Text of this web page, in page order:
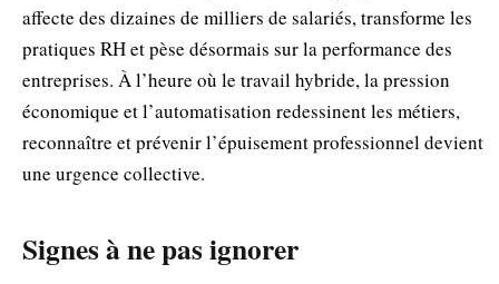
affecte des dizaines de milliers de salariés, transforme les
pratiques RH et pèse désormais sur la performance des
entreprises. À l’heure où le travail hybride, la pression
économique et l’automatisation redessinent les métiers,
reconnaître et prévenir l’épuisement professionnel devient
une urgence collective.
Signes à ne pas ignorer